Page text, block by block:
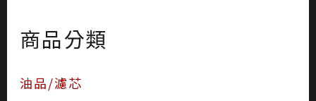
商品分類
油品/濾芯